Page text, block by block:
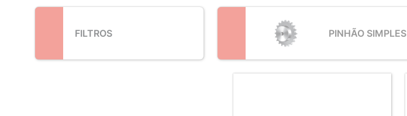
FILTROS PINHÃO SIMPLES